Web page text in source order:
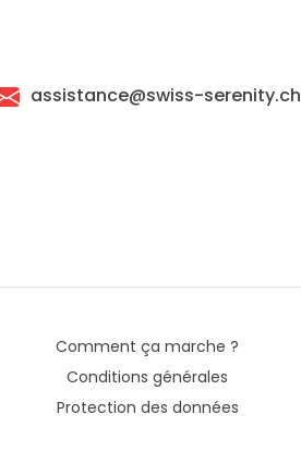
assistance@swiss-serenity.ch
Comment ça marche ?
Conditions générales
Protection des données